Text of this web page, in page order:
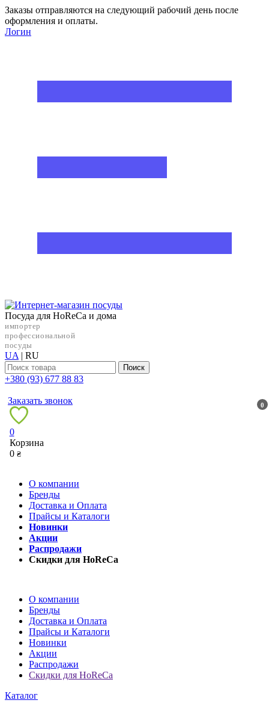
Заказы отправляются на следующий рабочий день после
оформления и оплаты.
Логин
Посуда для HoReCa и дома
импортер
профессиональной
посуды
UA | RU
Поиск
+38‎0 (93) 677 88 83
Заказать звонок 0
0
Корзина
0 ₴
О компании
Бренды
Доставка и Оплата
Прайсы и Каталоги
Новинки
Акции
Распродажи
Скидки для HoReCa
О компании
Бренды
Доставка и Оплата
Прайсы и Каталоги
Новинки
Акции
Распродажи
Скидки для HoReCa
Каталог